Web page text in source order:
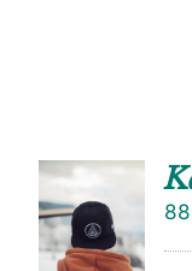
KOŠARI
CU
88